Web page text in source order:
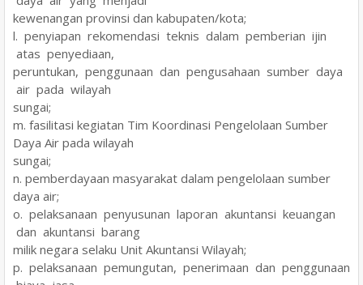
kewenangan provinsi dan kabupaten/kota;
l. penyiapan rekomendasi teknis dalam pemberian ijin
atas penyediaan,
peruntukan, penggunaan dan pengusahaan sumber daya
air pada wilayah
sungai;
m. fasilitasi kegiatan Tim Koordinasi Pengelolaan Sumber
Daya Air pada wilayah
sungai;
n. pemberdayaan masyarakat dalam pengelolaan sumber
daya air;
o. pelaksanaan penyusunan laporan akuntansi keuangan
dan akuntansi barang
milik negara selaku Unit Akuntansi Wilayah;
p. pelaksanaan pemungutan, penerimaan dan penggunaan